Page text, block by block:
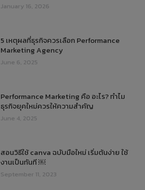
January 16, 2026
5 เหตุผลที่ธุรกิจควรเลือก Performance
Marketing Agency
June 6, 2025
Performance Marketing คือ อะไร? ทำไม
ธุรกิจยุคใหม่ควรให้ความสำคัญ
June 4, 2025
สอนวิธีใช้ canva ฉบับมือใหม่ เริ่มต้นง่าย ใช้
งานเป็นทันที ￼
September 11, 2023